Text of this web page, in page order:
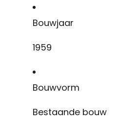
Bouwjaar
1959
Bouwvorm
Bestaande bouw